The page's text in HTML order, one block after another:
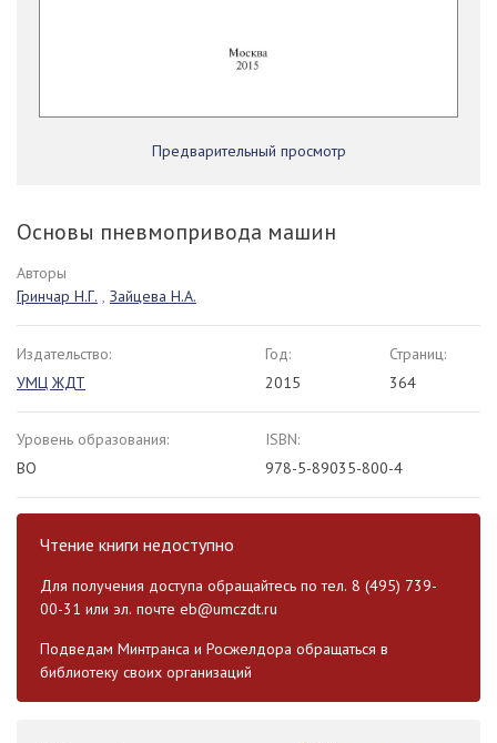
Предварительный просмотр
Основы пневмопривода машин
Авторы
Гринчар Н.Г.
Зайцева Н.А.
Издательство:
УМЦ ЖДТ
Год:
2015
Страниц:
364
Уровень образования:
ВО
ISBN:
978-5-89035-800-4
Чтение книги недоступно
Для получения доступа обращайтесь по тел. 8 (495) 739-
00-31 или эл. почте eb@umczdt.ru
Подведам Минтранса и Росжелдора обращаться в
библиотеку своих организаций